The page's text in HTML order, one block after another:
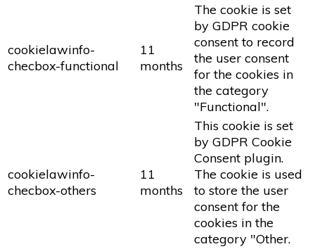
cookielawinfo-
checbox-functional
11
months
The cookie is set
by GDPR cookie
consent to record
the user consent
for the cookies in
the category
"Functional".
cookielawinfo-
checbox-others
11
months
This cookie is set
by GDPR Cookie
Consent plugin.
The cookie is used
to store the user
consent for the
cookies in the
category "Other.